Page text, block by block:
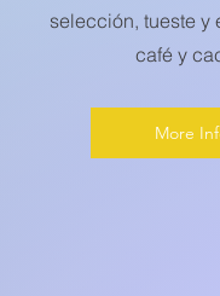
selección, tueste y
café y
More